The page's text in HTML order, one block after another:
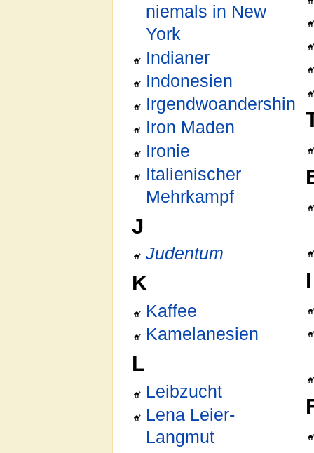
niemals in New
York
Indianer
Indonesien
Irgendwoandershin
Iron Maden
Ironie
Italienischer
Mehrkampf
J
Judentum
K
Kaffee
Kamelanesien
L
Leibzucht
Lena Leier-
Langmut
I